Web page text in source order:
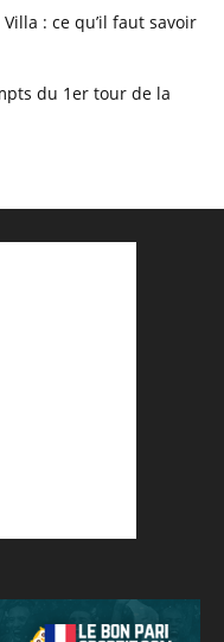
Villa : ce qu’il faut savoir
du 1er tour de la